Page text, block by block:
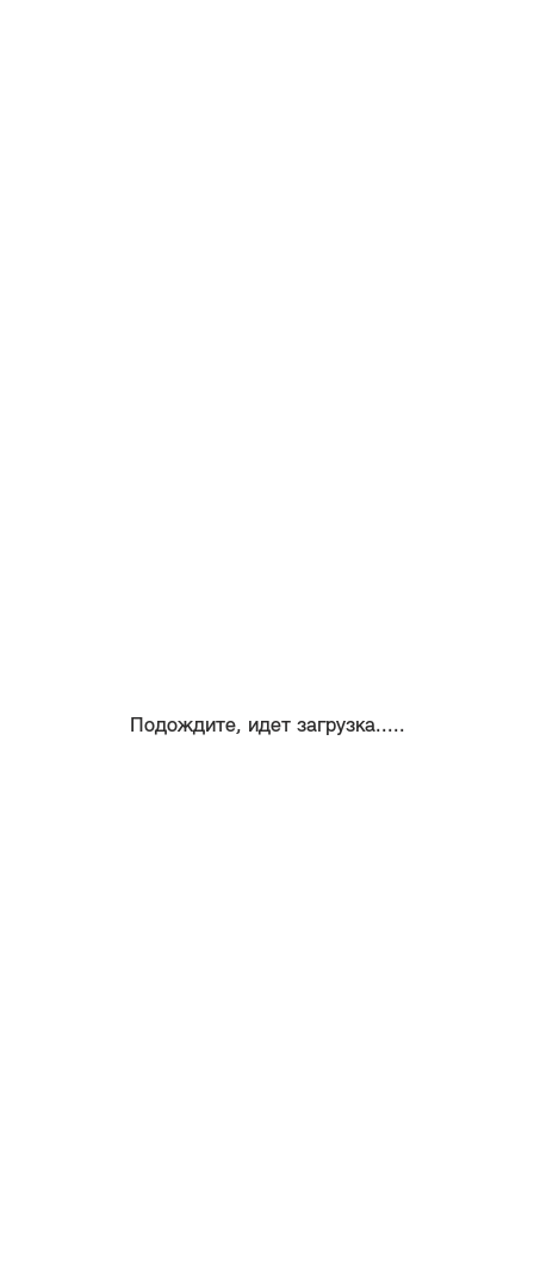
Подождите, идет загрузка.....